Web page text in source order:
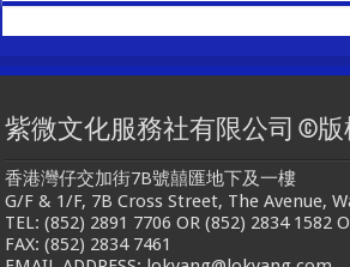
紫微文化服務社有限公司 ©版
香港灣仔交加街7B號囍匯地下及一樓
G/F & 1/F, 7B Cross Street, The Avenue,
TEL: (852) 2891 7706 OR (852) 2834 1582
FAX: (852) 2834 7461